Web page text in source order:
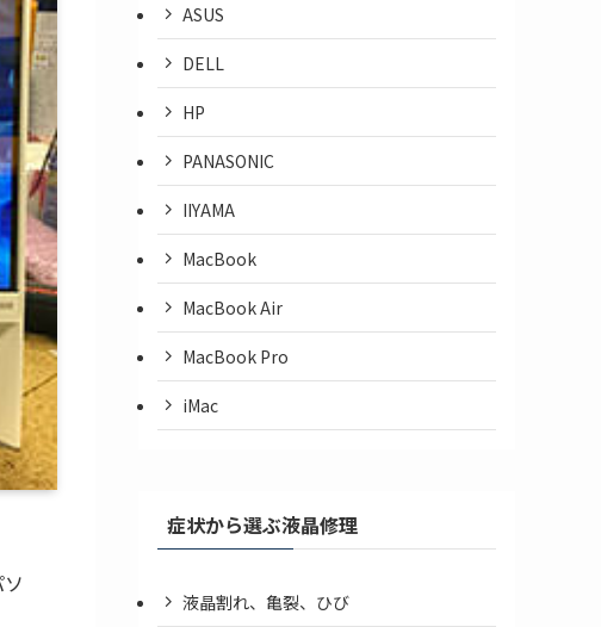
ASUS
DELL
HP
PANASONIC
IIYAMA
MacBook
MacBook Air
MacBook Pro
iMac
症状から選ぶ液晶修理
液晶割れ、亀裂、ひび